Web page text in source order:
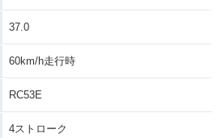
37.0
60km/h走行時
RC53E
4ストローク